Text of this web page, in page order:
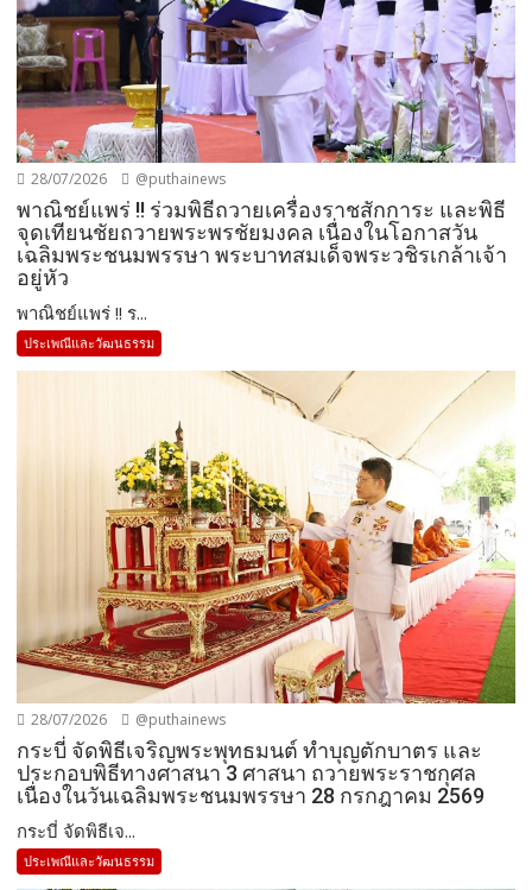
28/07/2026 @puthainews
พาณิชย์แพร่ !! ร่วมพิธีถวายเครื่องราชสักการะ และพิธี
จุดเทียนชัยถวายพระพรชัยมงคล เนื่องในโอกาสวัน
เฉลิมพระชนมพรรษา พระบาทสมเด็จพระวชิรเกล้าเจ้า
อยู่หัว
พาณิชย์แพร่ !! ร...
ประเพณีและวัฒนธรรม
28/07/2026 @puthainews
กระบี่ จัดพิธีเจริญพระพุทธมนต์ ทำบุญตักบาตร และ
ประกอบพิธีทางศาสนา 3 ศาสนา ถวายพระราชกุศล
เนื่องในวันเฉลิมพระชนมพรรษา 28 กรกฎาคม 2569
กระบี่ จัดพิธีเจ...
ประเพณีและวัฒนธรรม